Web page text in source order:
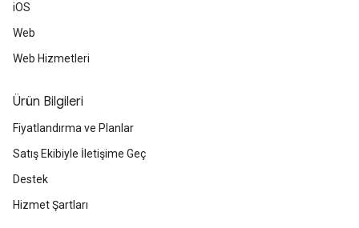
iOS
Web
Web Hizmetleri
Ürün Bilgileri
Fiyatlandırma ve Planlar
Satış Ekibiyle İletişime Geç
Destek
Hizmet Şartları